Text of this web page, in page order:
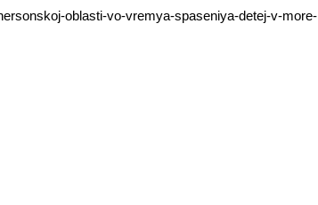
oblasti-vo-vremya-spaseniya-detej-v-more-